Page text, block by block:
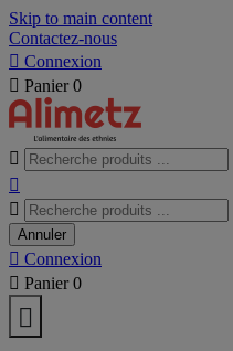
Skip to main content
Contactez-nous
 Connexion
 Panier 0



Annuler
 Connexion
 Panier 0
